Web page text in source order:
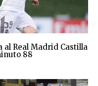
al Real Madrid Castilla
88